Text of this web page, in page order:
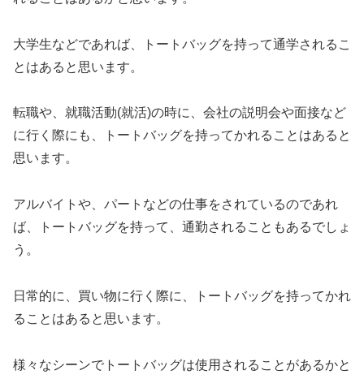
大学生などであれば、トートバッグを持って通学されるこ
とはあると思います。
転職や、就職活動(就活)の時に、会社の説明会や面接など
に行く際にも、トートバッグを持ってかれることはあると
思います。
アルバイトや、パートなどの仕事をされているのであれ
ば、トートバッグを持って、通勤されることもあるでしょ
う。
日常的に、買い物に行く際に、トートバッグを持ってかれ
ることはあると思います。
様々なシーンでトートバッグは使用されることがあるかと